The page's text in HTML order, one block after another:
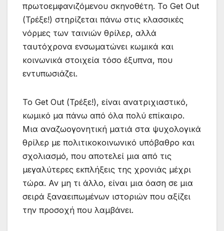
πρωτοεμφανιζόμενου σκηνοθέτη. Το Get Out
(Τρέξε!) στηρίζεται πάνω στις κλασσικές
νόρμες των ταινιών θρίλερ, αλλά
ταυτόχρονα ενσωματώνει κωμικά και
κοινωνικά στοιχεία τόσο έξυπνα, που
εντυπωσιάζει.
Το Get Out (Τρέξε!), είναι ανατριχιαστικό,
κωμικό μα πάνω από όλα πολύ επίκαιρο.
Μια αναζωογονητική ματιά στα ψυχολογικά
θρίλερ με πολιτικοκοινωνικό υπόβαθρο και
σχολιασμό, που αποτελεί μια από τις
μεγαλύτερες εκπλήξεις της χρονιάς μέχρι
τώρα. Αν μη τι άλλο, είναι μια όαση σε μια
σειρά ξαναειπωμένων ιστοριών που αξίζει
την προσοχή που λαμβάνει.